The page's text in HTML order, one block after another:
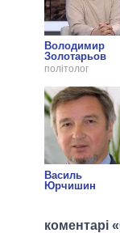
Володимир
Золотарьов
політолог
Василь
Юрчишин
коментарі